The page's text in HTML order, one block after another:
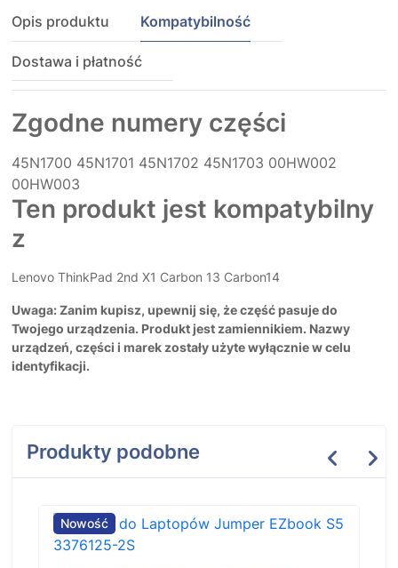
Opis produktu Kompatybilność
Dostawa i płatność
Zgodne numery części
45N1700 45N1701 45N1702 45N1703 00HW002
00HW003
Ten produkt jest kompatybilny
z
Lenovo ThinkPad 2nd X1 Carbon 13 Carbon14
Uwaga: Zanim kupisz, upewnij się, że część pasuje do
Twojego urządzenia. Produkt jest zamiennikiem. Nazwy
urządzeń, części i marek zostały użyte wyłącznie w celu
identyfikacji.
Produkty podobne
Nowość